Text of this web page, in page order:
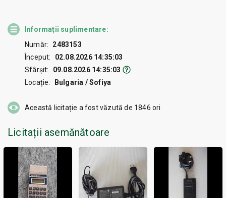
Informații suplimentare:
Număr:
2483153
Început:
02.08.2026 14:35:03
Sfârșit:
09.08.2026 14:35:03
Locație:
Bulgaria / Sofiya
Această licitație a fost văzută de 1846 ori
Licitații asemănătoare